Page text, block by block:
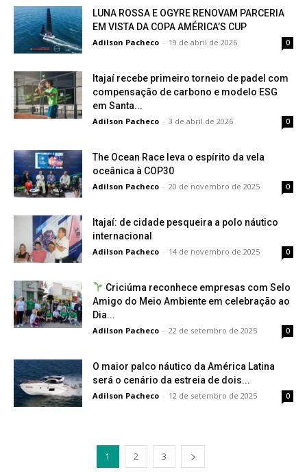
LUNA ROSSA E OGYRE RENOVAM PARCERIA
EM VISTA DA COPA AMÉRICA’S CUP
Adilson Pacheco - 19 de abril de 2026 0
Itajaí recebe primeiro torneio de padel com
compensação de carbono e modelo ESG
em Santa...
Adilson Pacheco - 3 de abril de 2026 0
The Ocean Race leva o espírito da vela
oceânica à COP30
Adilson Pacheco - 20 de novembro de 2025 0
Itajaí: de cidade pesqueira a polo náutico
internacional
Adilson Pacheco - 14 de novembro de 2025 0
Criciúma reconhece empresas com Selo
Amigo do Meio Ambiente em celebração ao
Dia...
Adilson Pacheco - 22 de setembro de 2025 0
O maior palco náutico da América Latina
será o cenário da estreia de dois...
Adilson Pacheco - 12 de setembro de 2025 0
1 2 3